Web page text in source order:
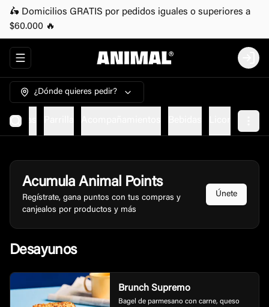
🛵 Domicilios GRATIS por pedidos iguales o superiores a
$60.000 🔥
Abrir menu de navegación Login
¿Dónde quieres pedir?
AcumulaAnimal Points
Regístrate, gana puntos con tus compras y
canjealos por productos y más
Únete
Desayunos
Brunch Supremo
Bagel de parmesano con carne, queso